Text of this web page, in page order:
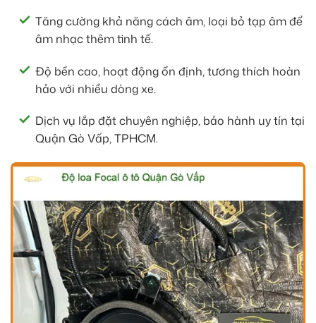
Tăng cường khả năng cách âm, loại bỏ tạp âm để
âm nhạc thêm tinh tế.
Độ bền cao, hoạt động ổn định, tương thích hoàn
hảo với nhiều dòng xe.
Dịch vụ lắp đặt chuyên nghiệp, bảo hành uy tín tại
Quận Gò Vấp, TPHCM.